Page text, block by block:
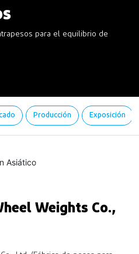
para el equilibrio de
Producción Exposición
Weights Co.,